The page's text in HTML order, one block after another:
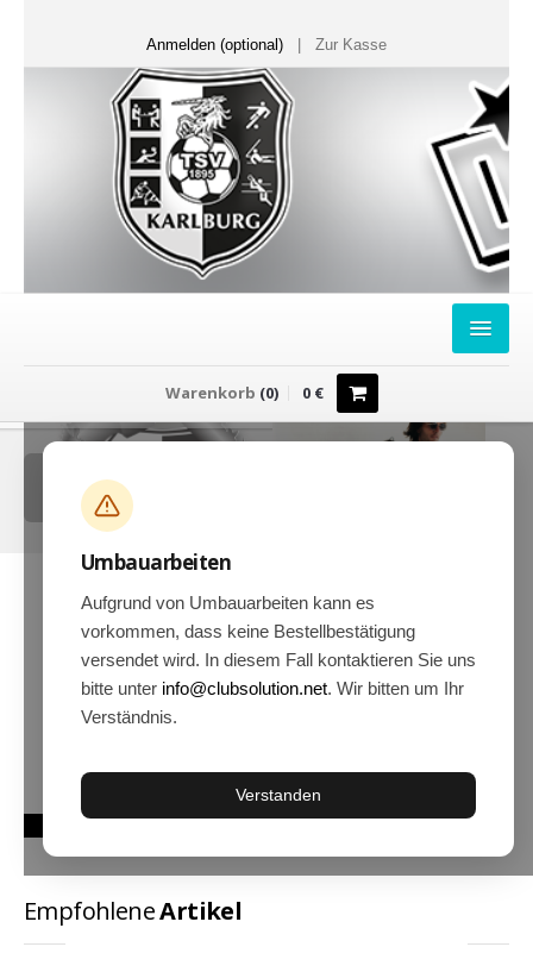
Anmelden (optional) Zur Kasse
FANSHOP
Sweater
T-Shirts
Hoodies
Gläser & Tassen & Krüge
Kochen & Grillen
Aufkleber & Handys & Mousepads
Taschen
Wimpel & Fanschal & Schirme
Kappen & Mützen
Leinwände und Kissen
Warenkorb (0) 0€
Umbauarbeiten
Aufgrund von Umbauarbeiten kann es
vorkommen, dass keine Bestellbestätigung
versendet wird. In diesem Fall kontaktieren Sie uns
bitte unter info@clubsolution.net. Wir bitten um Ihr
Verständnis.
Verstanden
EmpfohleneArtikel